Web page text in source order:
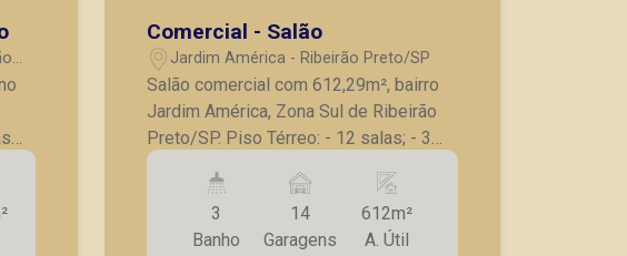
Comercial - Salão
Jardim América - Ribeirão Preto/SP
Salão comercial com 612,29m², bairro
Jardim América, Zona Sul de Ribeirão
Preto/SP. Piso Térreo: - 12 salas; - 3
banheiros social, sendo 1 PCD; - 1
elevador; - 1 banheiro de serviço; -
Escada; - 14 vagas de garagem, sendo
1 PCD rotativas. A Piramid tem como
3
Banho
14
Garagens
612m²
A. Útil